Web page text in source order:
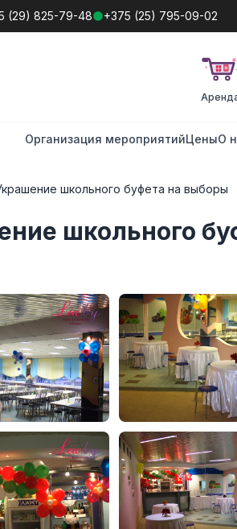
(29) 825-79-48 +375 (25) 795-09-02
Организация мероприятийЦеныО
школьного буфета на выборы
школьного